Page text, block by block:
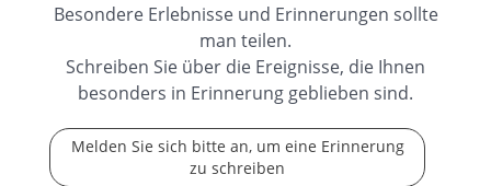
Besondere Erlebnisse und Erinnerungen sollte
man teilen.
Schreiben Sie über die Ereignisse, die Ihnen
besonders in Erinnerung geblieben sind.
Melden Sie sich bitte an, um eine Erinnerung
zu schreiben